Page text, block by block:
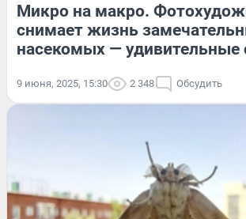
Микро на макро.
снимает жизнь
насекомых — удивительные
9 июня, 2025, 15:30 2 348 Обсудить